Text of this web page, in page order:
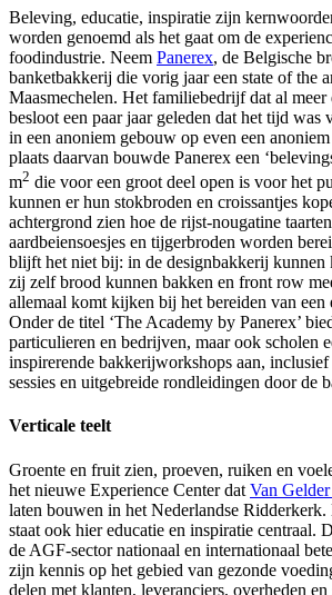
Beleving, educatie, inspiratie zijn
worden genoemd als het gaat om de
foodindustrie. Neem Panerex, de Belgische
banketbakkerij die vorig jaar een state of the
Maasmechelen. Het familiebedrijf dat al meer
besloot een paar jaar geleden dat het tijd was
in een anoniem gebouw op even een
plaats daarvan bouwde Panerex een
m2 die voor een groot deel open is voor het
kunnen er hun stokbroden en croissantjes
achtergrond zien hoe de rijst-nougatine
aardbeiensoesjes en tijgerbroden worden
blijft het niet bij: in de designbakkerij kunnen
zij zelf brood kunnen bakken en front row
allemaal komt kijken bij het bereiden van een
Onder de titel ‘The Academy by Panerex’
particulieren en bedrijven, maar ook scholen
inspirerende bakkerijworkshops aan, inclusief
sessies en uitgebreide rondleidingen door de
Verticale teelt
Groente en fruit zien, proeven, ruiken en
het nieuwe Experience Center dat Van
laten bouwen in het Nederlandse
staat ook hier educatie en inspiratie centraal.
de AGF-sector nationaal en internationaal
zijn kennis op het gebied van gezonde
delen met klanten, leveranciers, overheden